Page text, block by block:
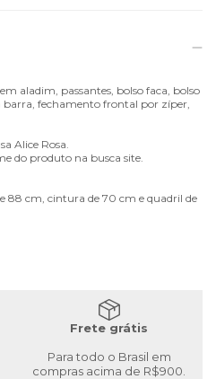
aladim, passantes, bolso faca, bolso
barra, fechamento frontal por zíper,
Alice Rosa.
do produto na busca site.
88 cm, cintura de 70 cm e quadril de
Frete grátis
Para todo o Brasil em
compras acima de R$900.